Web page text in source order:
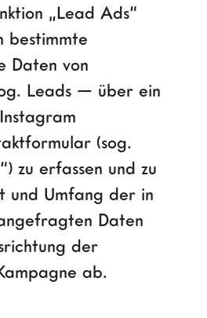
„Lead Ads“
bestimmte
Daten von
Leads — über ein
(sog.
zu erfassen und zu
und Umfang der in
Daten
der
ab.